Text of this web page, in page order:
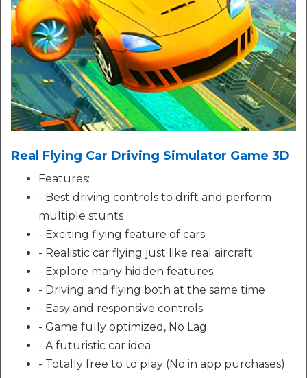
Real Flying Car Driving Simulator Game 3D
Features:
- Best driving controls to drift and perform
multiple stunts
- Exciting flying feature of cars
- Realistic car flying just like real aircraft
- Explore many hidden features
- Driving and flying both at the same time
- Easy and responsive controls
- Game fully optimized, No Lag.
- A futuristic car idea
- Totally free to to play (No in app purchases)